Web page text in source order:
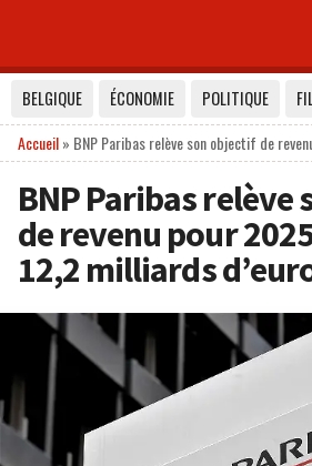
BELGIQUE ÉCONOMIE POLITIQUE
Accueil» BNP Paribas relève son objectif de
BNP Paribas relève
de revenu pour
12,2 milliards